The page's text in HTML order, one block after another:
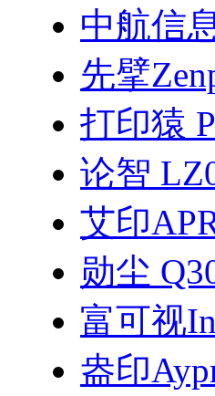
中航信
先擘
打印猿
论智
艾印
勋尘
富可视
盎印